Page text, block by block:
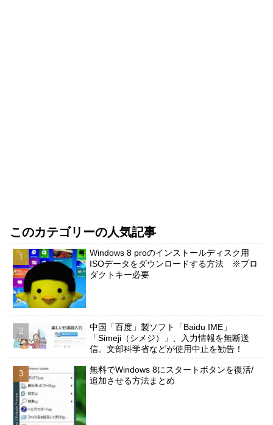
このカテゴリーの人気記事
Windows 8 proのインストールディスク用
ISOデータをダウンロードする方法 ※プロ
ダクトキー必要
中国「百度」製ソフト「Baidu IME」
「Simeji（シメジ）」、入力情報を無断送
信。文部科学省などが使用中止を勧告！
無料でWindows 8にスタートボタンを復活/
追加させる方法まとめ